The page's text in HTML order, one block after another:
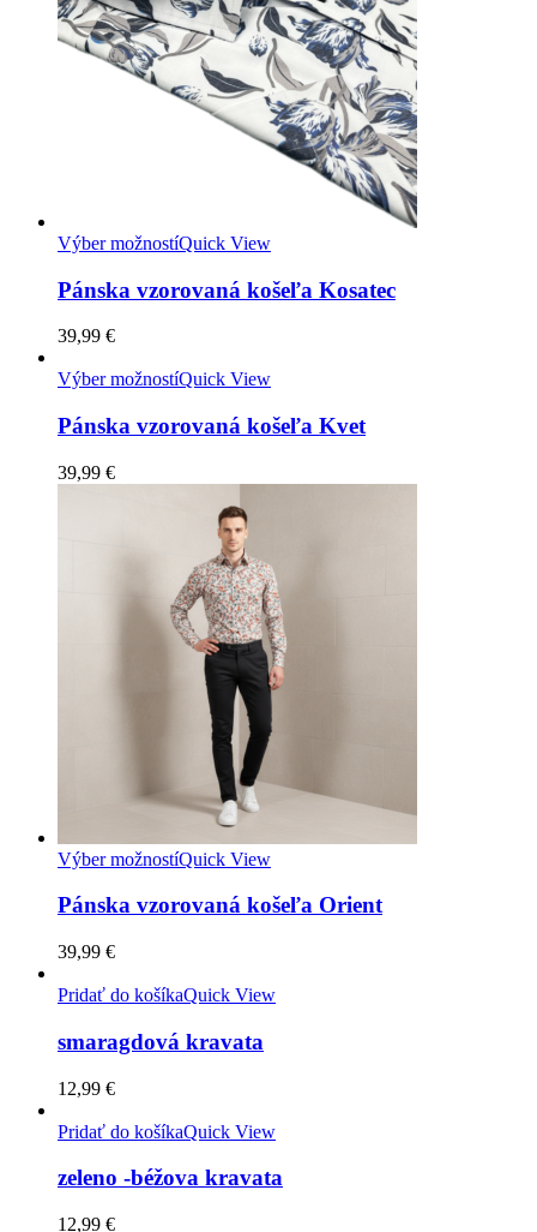
Výber možnostíQuick View
Pánska vzorovaná košeľa Kosatec
39,99 €
Výber možnostíQuick View
Pánska vzorovaná košeľa Kvet
39,99 €
Výber možnostíQuick View
Pánska vzorovaná košeľa Orient
39,99 €
Pridať do košíkaQuick View
smaragdová kravata
12,99 €
Pridať do košíkaQuick View
zeleno -béžova kravata
12,99 €